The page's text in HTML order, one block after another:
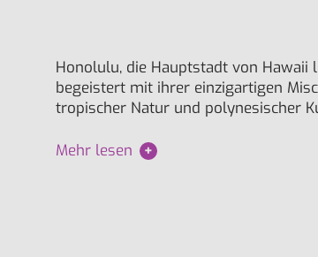
Honolulu, die Hauptstadt von Hawaii
begeistert mit ihrer einzigartigen
tropischer Natur und polynesischer
Mehr lesen +